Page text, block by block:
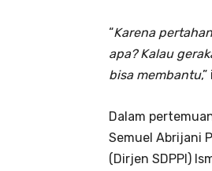
“Karena
apa? Kalau
bisa membantu
Dalam
Semuel Abrijani
(Dirjen SDPPI)